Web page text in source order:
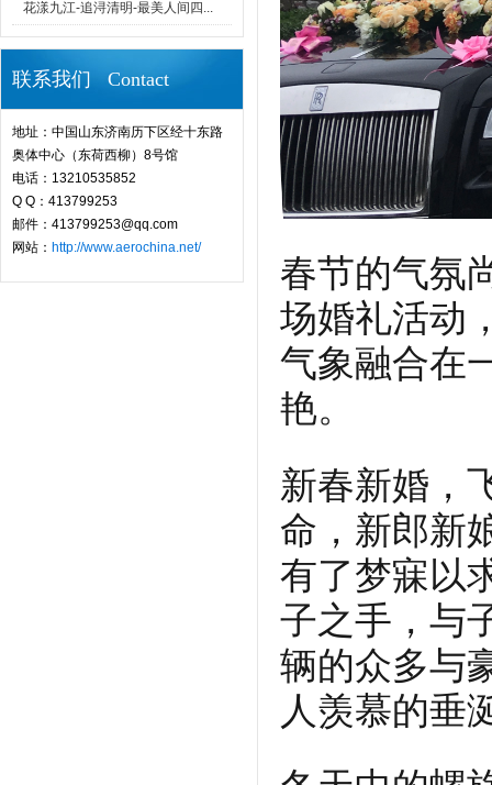
花漾九江-追浔清明-最美人间四...
联系我们 Contact
地址：中国山东济南历下区经十东路
奥体中心（东荷西柳）8号馆
电话：13210535852
Q Q：413799253
邮件：413799253@qq.com
网站： http://www.aerochina.net/
春节的气氛
场婚礼活动
气象融合在
艳。
新春新婚，
命，新郎新
有了梦寐以
子之手，与
辆的众多与
人羡慕的垂